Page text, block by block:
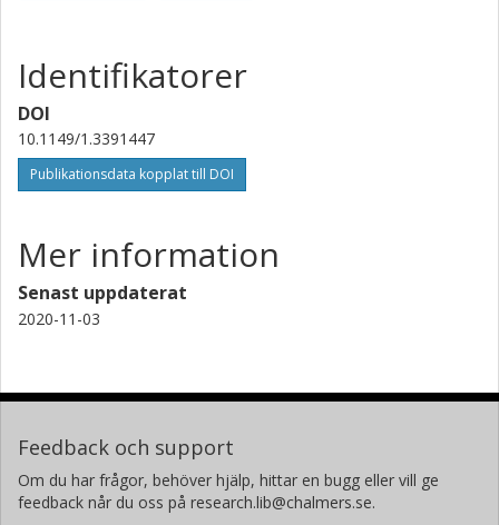
Jan-Erik Svensson
Chalmers, Kemi- och bioteknik, Oorganisk miljökemi
Forskning Andra publikationer
Lars-Gunnar Johansson
Forskning Andra publikationer
M. Olsson
Mats Halvarsson
Forskning Andra publikationer
Identifikatorer
DOI
10.1149/1.3391447
Publikationsdata kopplat till DOI
Mer information
Senast uppdaterat
2020-11-03
Feedback och support
Om du har frågor, behöver hjälp, hittar en bugg eller vill ge
feedback når du oss på research.lib@chalmers.se.